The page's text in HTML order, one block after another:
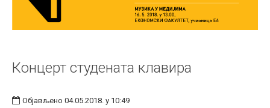
Концерт студената клавира
Објављено 04.05.2018. у 10:49